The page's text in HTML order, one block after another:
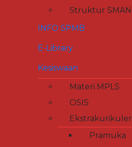
Struktur
INFO SPMB
E-Library
Kesiswaan
Materi MPLS
OSIS
Ekstrakurikuler
Pramuka
Wujud